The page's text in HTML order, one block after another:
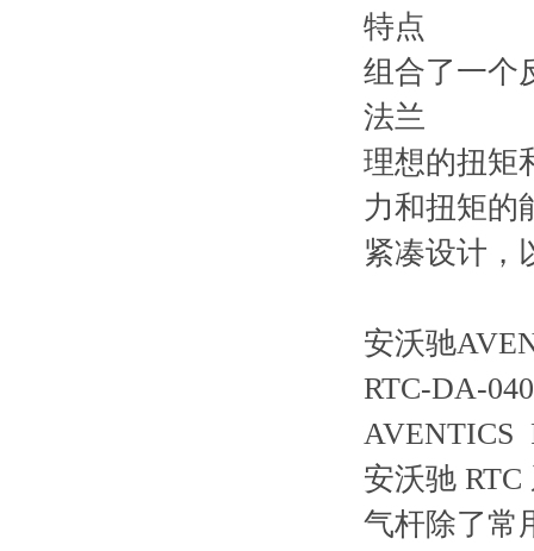
特点
组合了一个
法兰
理想的扭矩
力和扭矩的
紧凑设计，
安沃驰
RTC-DA-
AVENTICS
安沃驰
气杆除了常